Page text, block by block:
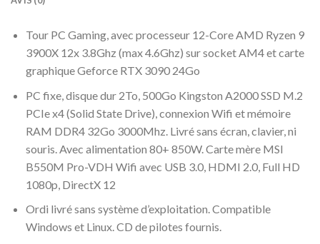
Tour PC Gaming, avec processeur 12-Core AMD Ryzen 9
3900X 12x 3.8Ghz (max 4.6Ghz) sur socket AM4 et carte
graphique Geforce RTX 3090 24Go
PC fixe, disque dur 2To, 500Go Kingston A2000 SSD M.2
PCIe x4 (Solid State Drive), connexion Wifi et mémoire
RAM DDR4 32Go 3000Mhz. Livré sans écran, clavier, ni
souris. Avec alimentation 80+ 850W. Carte mère MSI
B550M Pro-VDH Wifi avec USB 3.0, HDMI 2.0, Full HD
1080p, DirectX 12
Ordi livré sans système d’exploitation. Compatible
Windows et Linux. CD de pilotes fournis.